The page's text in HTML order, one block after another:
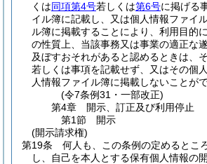
くは同項第4号若しくは第6号に掲げる
イル簿に記載し、又は個人情報ファイ
ル簿に掲載することにより、利用目的
の性質上、当該事務又は事業の適正な
及ぼすおそれがあると認めるときは、
若しくは事項を記載せず、又はその個
人情報ファイル簿に掲載しないことがで
(令7条例31・一部改正)
第4章
開示、訂正及び利用停止
第1節
開示
(開示請求権)
第19条
何人も、この条例の定めるとこ
し、自己を本人とする保有個人情報の